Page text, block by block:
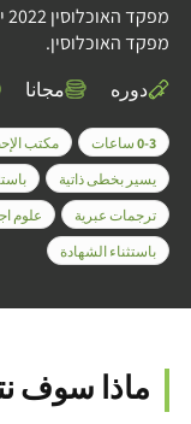
מפקד האוכלוסין.
دوره
مجانا
0-3 ساعات مكتب
يسير بخطى ذاتية
ترجمات عبرية
علوم
باستثناء الشهادة
ماذا سوف